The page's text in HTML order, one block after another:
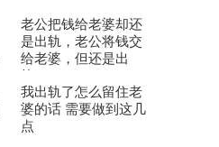
老公把钱给老婆却还
是出轨，老公将钱交
给老婆，但还是出
我出轨了怎么留住老
婆的话 需要做到这几
点